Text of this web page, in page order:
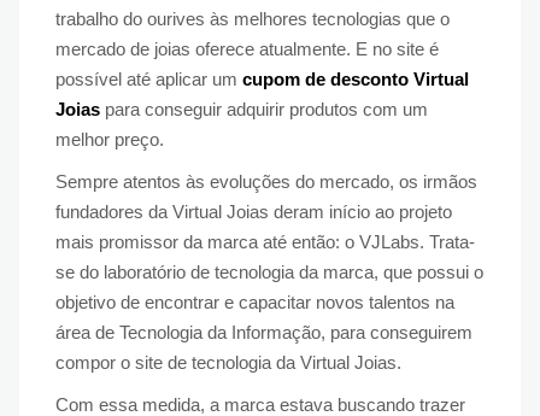
trabalho do ourives às melhores tecnologias que o
mercado de joias oferece atualmente. E no site é
possível até aplicar um cupom de desconto Virtual
Joias para conseguir adquirir produtos com um
melhor preço.
Sempre atentos às evoluções do mercado, os irmãos
fundadores da Virtual Joias deram início ao projeto
mais promissor da marca até então: o VJLabs. Trata-
se do laboratório de tecnologia da marca, que possui o
objetivo de encontrar e capacitar novos talentos na
área de Tecnologia da Informação, para conseguirem
compor o site de tecnologia da Virtual Joias.
Com essa medida, a marca estava buscando trazer